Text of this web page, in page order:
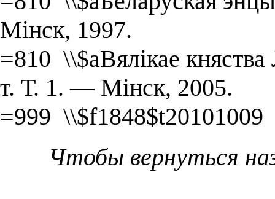
Мінск, 1997.
=810 \\$aВялікае
т. Т. 1. — Мінск, 2005.
=999 \\$f1848$t20101009
Чтобы вернуться